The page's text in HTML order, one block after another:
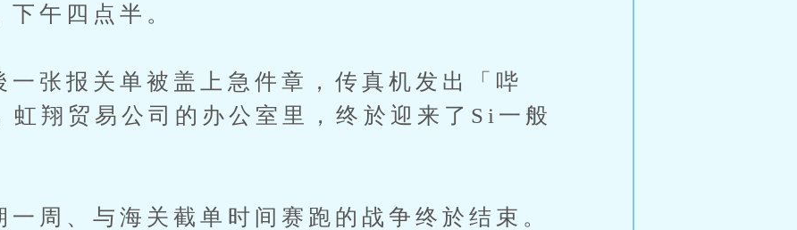
四点半。
报关单被盖上急件章，传真机发出「哔
翔贸易公司的办公室里，终於迎来了Si一般
、与海关截单时间赛跑的战争终於结束。